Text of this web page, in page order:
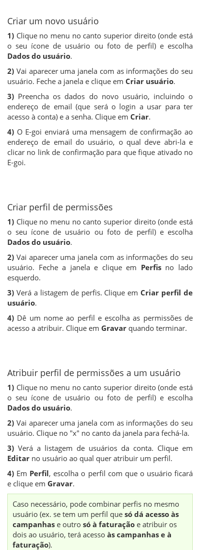
Criar um novo usuário
1) Clique no menu no canto superior direito (onde está
o seu ícone de usuário ou foto de perfil) e escolha
Dados do usuário.
2) Vai aparecer uma janela com as informações do seu
usuário. Feche a janela e clique em Criar usuário.
3) Preencha os dados do novo usuário, incluindo o
endereço de email (que será o login a usar para ter
acesso à conta) e a senha. Clique em Criar.
4) O E-goi enviará uma mensagem de confirmação ao
endereço de email do usuário, o qual deve abri-la e
clicar no link de confirmação para que fique ativado no
E-goi.
Criar perfil de permissões
1) Clique no menu no canto superior direito (onde está
o seu ícone de usuário ou foto de perfil) e escolha
Dados do usuário.
2) Vai aparecer uma janela com as informações do seu
usuário. Feche a janela e clique em Perfisno lado
esquerdo.
3) Verá a listagem de perfis. Clique em Criar perfil de
usuário.
4) Dê um nome ao perfil e escolha as permissões de
acesso a atribuir. Clique em Gravar quando terminar.
Atribuir perfil de permissões a um usuário
1) Clique no menu no canto superior direito (onde está
o seu ícone de usuário ou foto de perfil) e escolha
Dados do usuário.
2) Vai aparecer uma janela com as informações do seu
usuário. Clique no "x" no canto da janela para fechá-la.
3) Verá a listagem de usuários da conta. Clique em
Editar no usuário ao qual quer atribuir um perfil.
4) Em Perfil, escolha o perfil com que o usuário ficará
e clique em Gravar.
Caso necessário, pode combinar perfis no mesmo
usuário (ex. se tem um perfil que só dá acesso às
campanhas e outro só à faturação e atribuir os
dois ao usuário, terá acesso às campanhas e à
faturação).